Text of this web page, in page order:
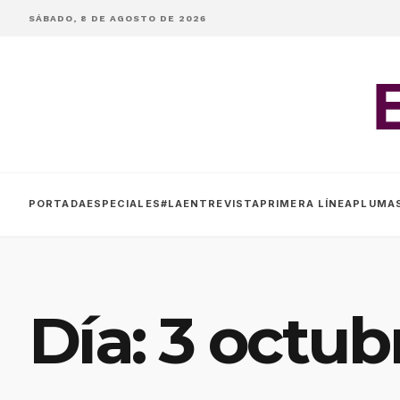
SÁBADO, 8 DE AGOSTO DE 2026
PORTADAESPECIALES#LAENTREVISTAPRIMERA LÍNEA
Día:3